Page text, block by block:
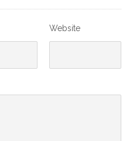
Website